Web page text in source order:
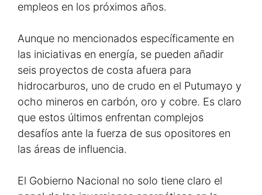
empleos en los próximos años.
Aunque no mencionados específicamente en
las iniciativas en energía, se pueden añadir
seis proyectos de costa afuera para
hidrocarburos, uno de crudo en el Putumayo y
ocho mineros en carbón, oro y cobre. Es claro
que estos últimos enfrentan complejos
desafíos ante la fuerza de sus opositores en
las áreas de influencia.
El Gobierno Nacional no solo tiene claro el